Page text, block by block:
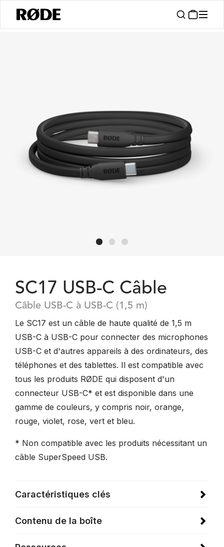
SC17 USB-C Câble
Câble USB-C à USB-C (1,5 m)
Le SC17 est un câble de haute qualité de 1,5 m
USB-C à USB-C pour connecter des microphones
USB-C et d'autres appareils à des ordinateurs, des
téléphones et des tablettes. Il est compatible avec
tous les produits RØDE qui disposent d'un
connecteur USB-C* et est disponible dans une
gamme de couleurs, y compris noir, orange,
rouge, violet, rose, vert et bleu.
* Non compatible avec les produits nécessitant un
câble SuperSpeed USB.
Caractéristiques clés
Contenu de la boîte